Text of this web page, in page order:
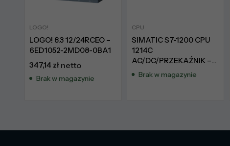
LOGO!
LOGO! 8.3 12/24RCEO –
6ED1052-2MD08-0BA1
347,14 zł netto
Brak w magazynie
CPU
SIMATIC S7-1200 CPU
1214C
AC/DC/PRZEKAŹNIK –
6ES7214-1BG31-0XB0
Brak w magazynie